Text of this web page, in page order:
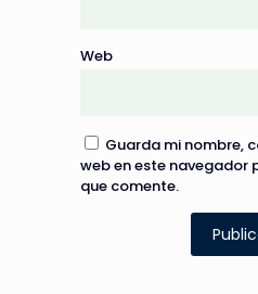
Web
Guarda mi nombre,
web en este navegador
que comente.